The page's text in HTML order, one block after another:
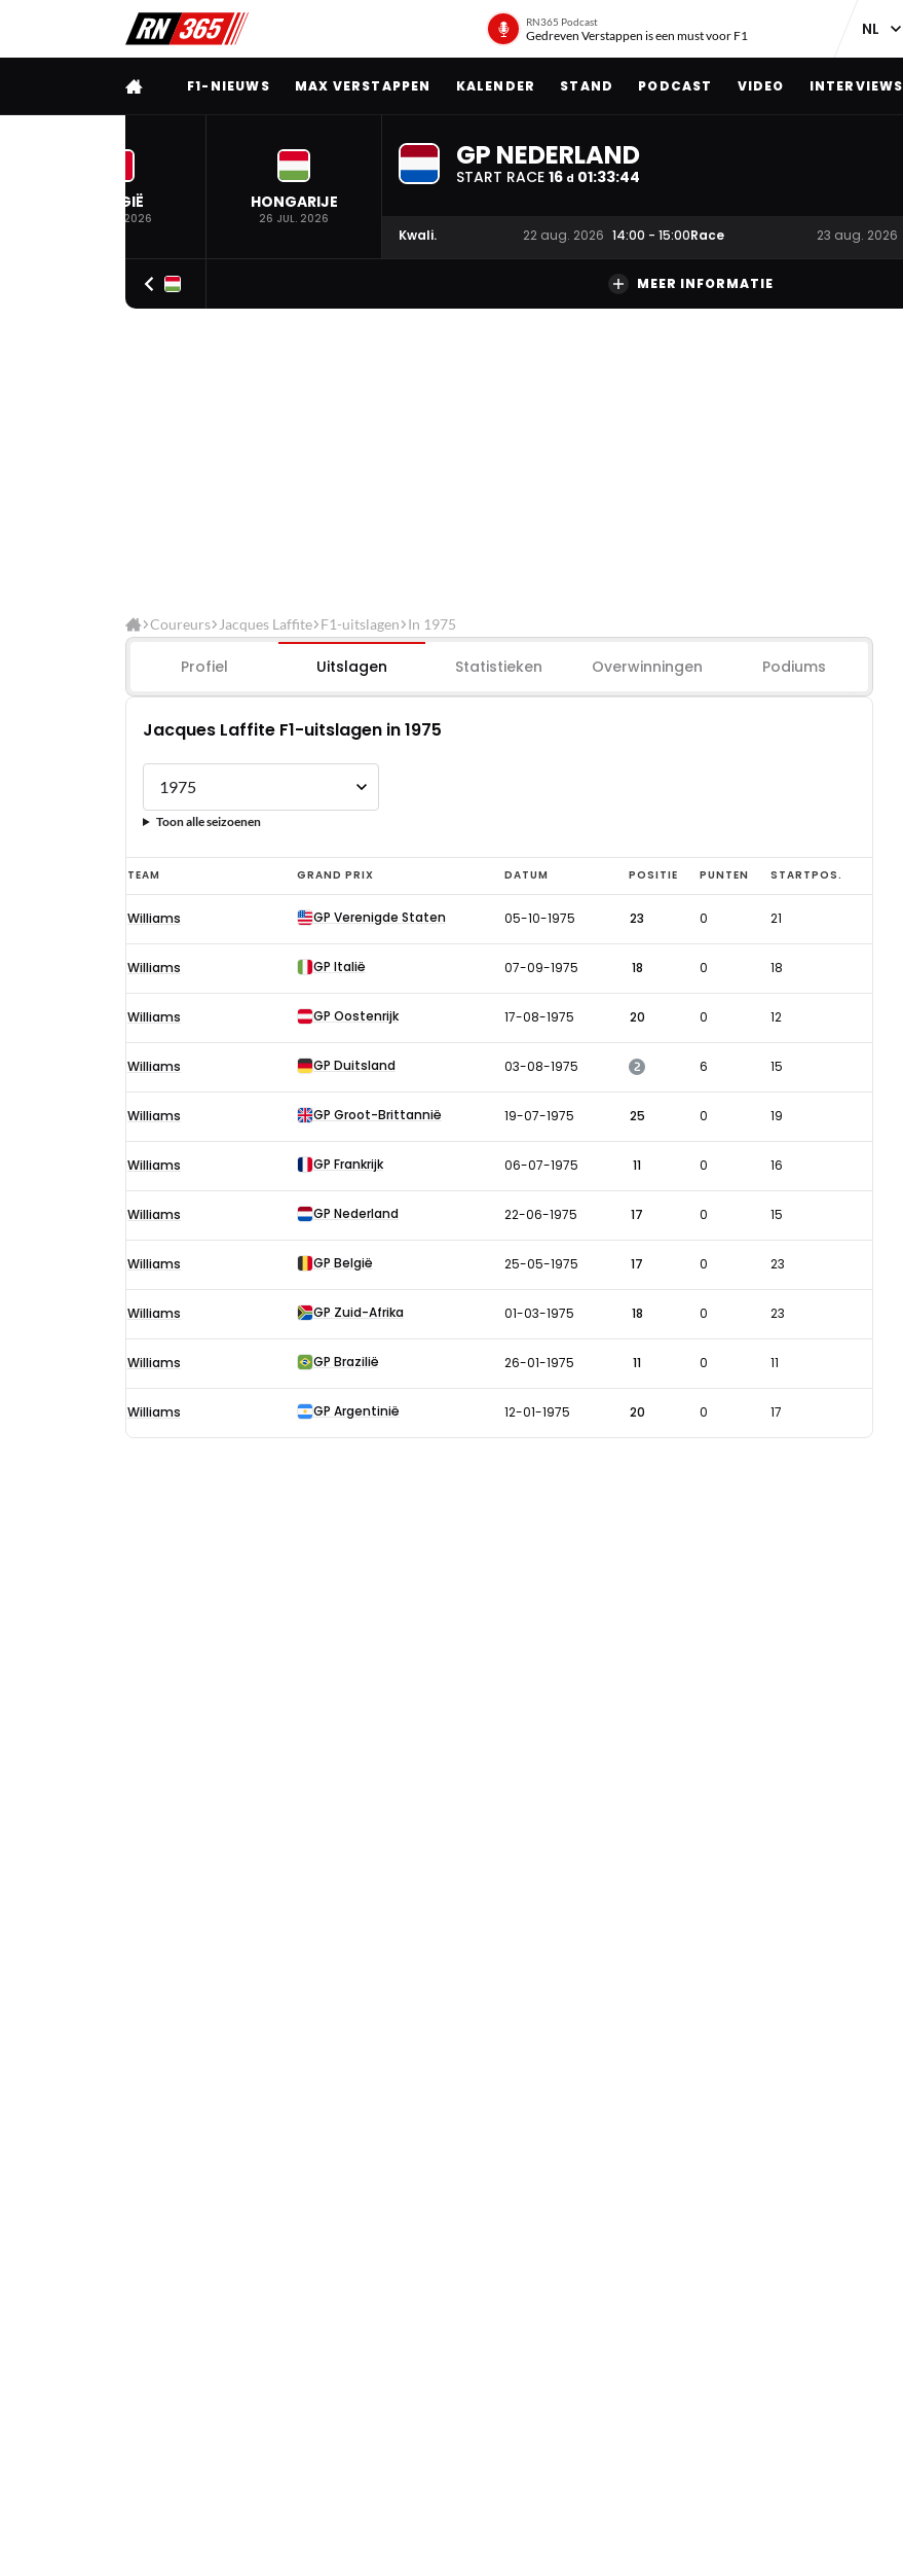
RN365 Podcast
Gedreven Verstappen is een must voor F1
VOLLEDIG MENU
F1-NIEUWS MAX VERSTAPPEN KALENDER STAND PODCAST VIDEO INTERVIEWS
BELGIË
19 JUL. 2026
HONGARIJE
26 JUL. 2026
GP NEDERLAND
START RACE 16 d 01:33:44
Kwali. 22 aug. 2026 14:00 - 15:00Race 23 aug. 2026
MEER INFORMATIE
Coureurs Jacques Laffite F1-uitslagen In 1975
Profiel Uitslagen Statistieken Overwinningen Podiums
Jacques Laffite F1-uitslagen in 1975
Toon alle seizoenen
Jacques
Laffite
F1-
uitslagen
1975
TEAM GRAND PRIX DATUM POSITIE PUNTEN STARTPOS.
Williams GP Verenigde Staten 05-10-1975 23 0 21
Williams GP Italië 07-09-1975 18 0 18
Williams GP Oostenrijk 17-08-1975 20 0 12
Williams GP Duitsland 03-08-1975 2 6 15
Williams GP Groot-Brittannië 19-07-1975 25 0 19
Williams GP Frankrijk 06-07-1975 11 0 16
Williams GP Nederland 22-06-1975 17 0 15
Williams GP België 25-05-1975 17 0 23
Williams GP Zuid-Afrika 01-03-1975 18 0 23
Williams GP Brazilië 26-01-1975 11 0 11
Williams GP Argentinië 12-01-1975 20 0 17